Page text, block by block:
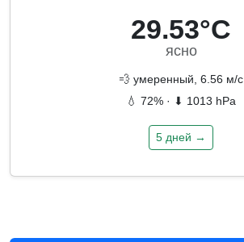
29.53°C
ясно
💨 умеренный, 6.56 м/с
💧 72% · ⬇ 1013 hPa
5 дней →